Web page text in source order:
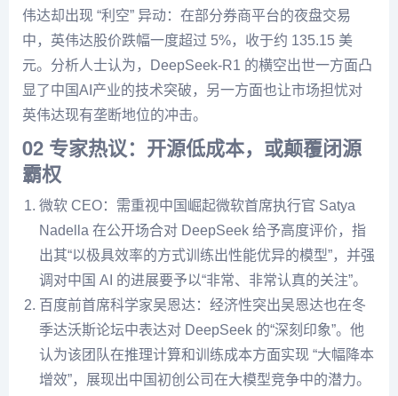
伟达却出现 “利空” 异动：在部分券商平台的夜盘交易
中，英伟达股价跌幅一度超过 5%，收于约 135.15 美
元。分析人士认为，DeepSeek-R1 的横空出世一方面凸
显了中国AI产业的技术突破，另一方面也让市场担忧对
英伟达现有垄断地位的冲击。
02 专家热议：开源低成本，或颠覆闭源
霸权
微软 CEO：需重视中国崛起微软首席执行官 Satya
Nadella 在公开场合对 DeepSeek 给予高度评价，指
出其“以极具效率的方式训练出性能优异的模型”，并强
调对中国 AI 的进展要予以“非常、非常认真的关注”。
百度前首席科学家吴恩达：经济性突出吴恩达也在冬
季达沃斯论坛中表达对 DeepSeek 的“深刻印象”。他
认为该团队在推理计算和训练成本方面实现 “大幅降本
增效”，展现出中国初创公司在大模型竞争中的潜力。